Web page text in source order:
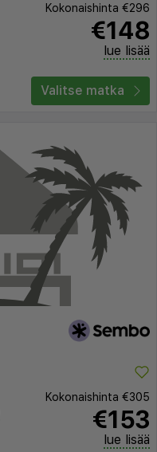
Kokonaishinta €296
€148
lue lisää
Valitse matka
Kokonaishinta €305
€153
lue lisää